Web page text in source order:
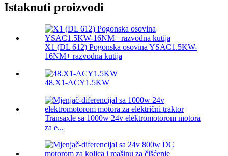
Istaknuti proizvodi
X1 (DL 612) Pogonska osovina YSAC1.5KW-
16NM+ razvodna kutija
48.X1-ACY1.5KW
Transaxle sa 1000w 24v elektromotorom motora
za e...